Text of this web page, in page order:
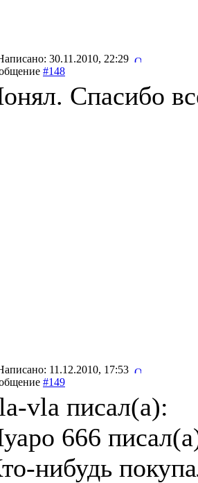
30.11.2010, 22:29
#148
Спасибо
11.12.2010, 17:53
#149
vla писал(a):
666
нибудь